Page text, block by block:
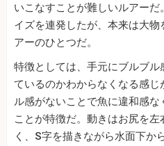
いこなすことが難しいルアー
イズを連発したが、本来は大
アーのひとつだ。
特徴としては、手元にブルブ
ているのかわからなくなる感
ル感がないことで魚に違和感
ことが特徴だ。動きはお尻を
く、S字を描きながら水面下か